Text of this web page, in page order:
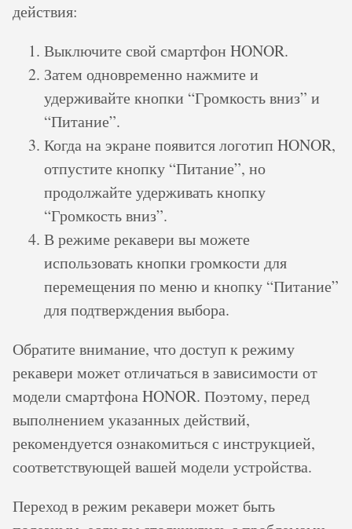
действия:
Выключите свой смартфон HONOR.
Затем одновременно нажмите и
удерживайте кнопки “Громкость вниз” и
“Питание”.
Когда на экране появится логотип HONOR,
отпустите кнопку “Питание”, но
продолжайте удерживать кнопку
“Громкость вниз”.
В режиме рекавери вы можете
использовать кнопки громкости для
перемещения по меню и кнопку “Питание”
для подтверждения выбора.
Обратите внимание, что доступ к режиму
рекавери может отличаться в зависимости от
модели смартфона HONOR. Поэтому, перед
выполнением указанных действий,
рекомендуется ознакомиться с инструкцией,
соответствующей вашей модели устройства.
Переход в режим рекавери может быть